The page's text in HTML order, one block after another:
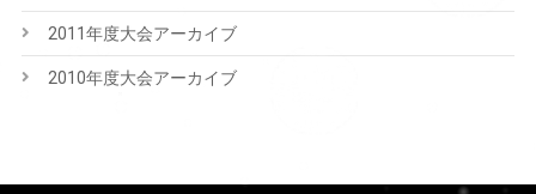
2011年度大会アーカイブ
2010年度大会アーカイブ